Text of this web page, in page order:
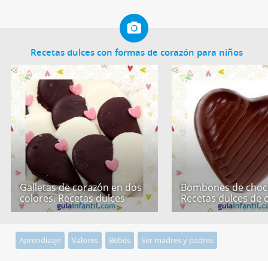
Recetas dulces con formas de corazón para niños
Galletas de corazón en dos
colores. Recetas dulces
Bombones de
Recetas dulces de
Aprendizaje Valores Bebés Ser madres y padres